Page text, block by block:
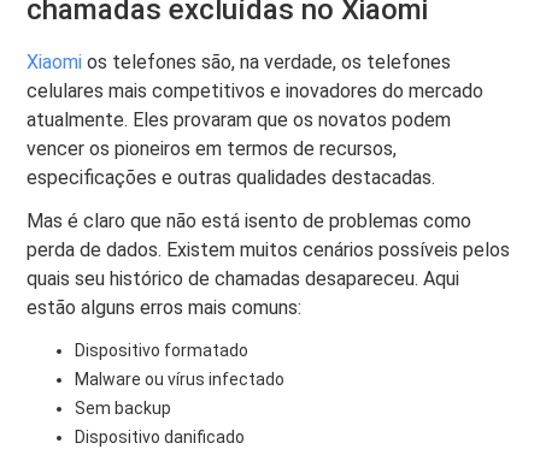
chamadas excluídas no Xiaomi
Xiaomios telefones são, na verdade, os telefones
celulares mais competitivos e inovadores do mercado
atualmente. Eles provaram que os novatos podem
vencer os pioneiros em termos de recursos,
especificações e outras qualidades destacadas.
Mas é claro que não está isento de problemas como
perda de dados. Existem muitos cenários possíveis pelos
quais seu histórico de chamadas desapareceu. Aqui
estão alguns erros mais comuns:
Dispositivo formatado
Malware ou vírus infectado
Sem backup
Dispositivo danificado